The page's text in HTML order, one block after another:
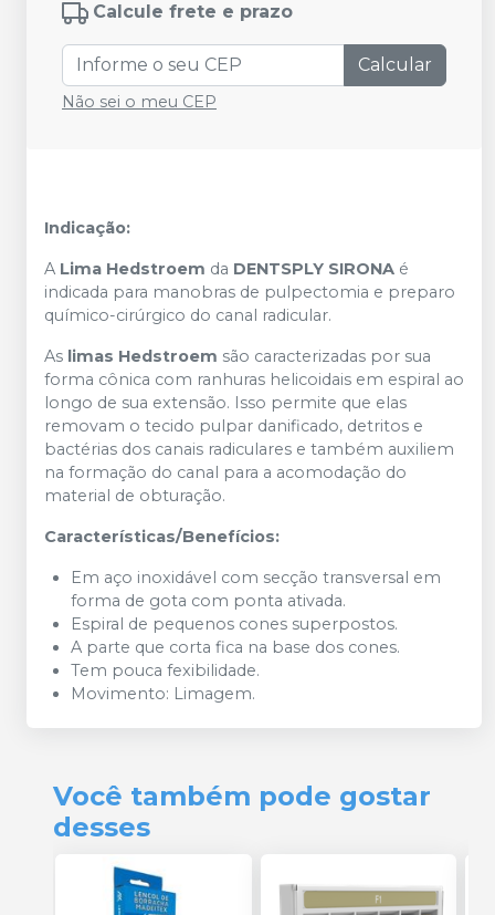
Calcule frete e prazo
Calcular
Não sei o meu CEP
Indicação:
A Lima Hedstroem da DENTSPLY SIRONA é
indicada para manobras de pulpectomia e preparo
químico-cirúrgico do canal radicular.
As limas Hedstroem são caracterizadas por sua
forma cônica com ranhuras helicoidais em espiral ao
longo de sua extensão. Isso permite que elas
removam o tecido pulpar danificado, detritos e
bactérias dos canais radiculares e também auxiliem
na formação do canal para a acomodação do
material de obturação.
Características/Benefícios:
Em aço inoxidável com secção transversal em
forma de gota com ponta ativada.
Espiral de pequenos cones superpostos.
A parte que corta fica na base dos cones.
Tem pouca fexibilidade.
Movimento: Limagem.
Você também pode gostar
desses